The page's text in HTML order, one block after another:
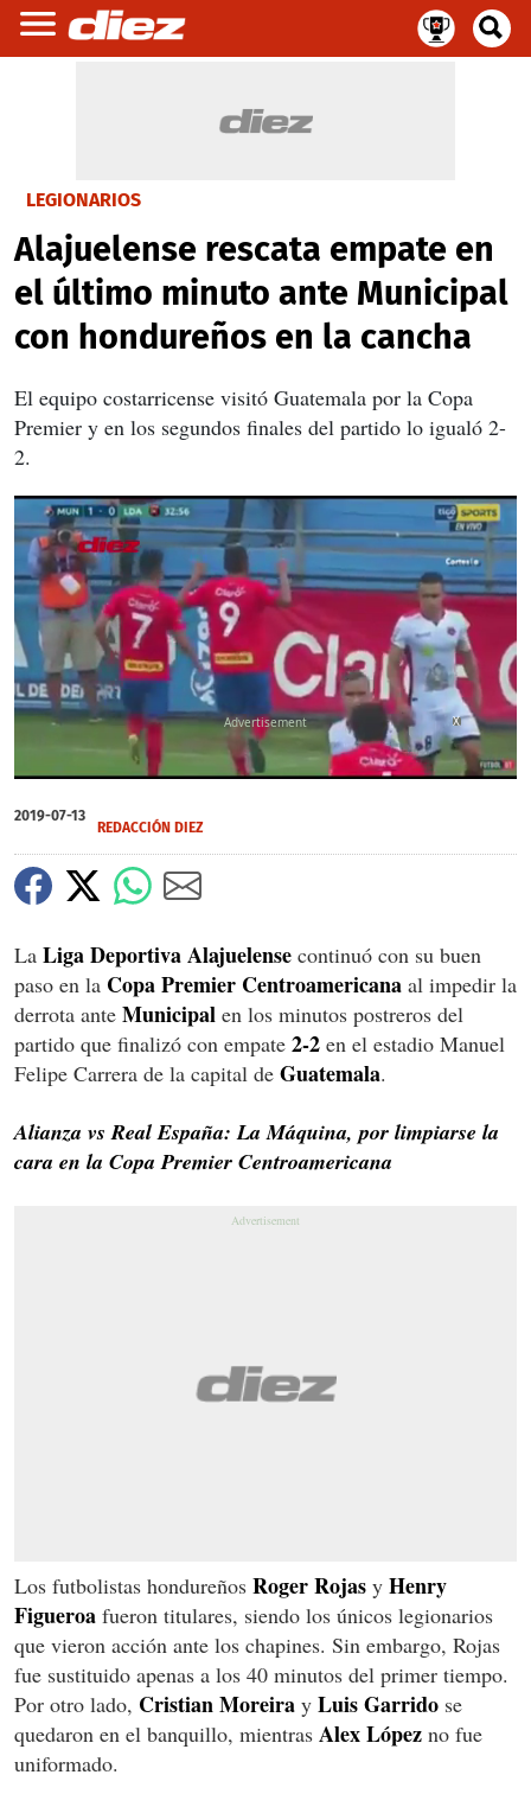
LEGIONARIOS
Alajuelense rescata empate en
el último minuto ante Municipal
con hondureños en la cancha
El equipo costarricense visitó Guatemala por la Copa
Premier y en los segundos finales del partido lo igualó 2-
2.
seconds
of
seconds
X
2019-07-13
REDACCIÓN DIEZ
La Liga Deportiva Alajuelense continuó con su buen
paso en la Copa Premier Centroamericana al impedir la
derrota ante Municipal en los minutos postreros del
partido que finalizó con empate 2-2 en el estadio Manuel
Felipe Carrera de la capital de Guatemala.
Alianza vs Real España: La Máquina, por limpiarse la
cara en la Copa Premier Centroamericana
Los futbolistas hondureños Roger Rojas y Henry
Figueroa fueron titulares, siendo los únicos legionarios
que vieron acción ante los chapines. Sin embargo, Rojas
fue sustituido apenas a los 40 minutos del primer tiempo.
Por otro lado, Cristian Moreira y Luis Garrido se
quedaron en el banquillo, mientras Alex López no fue
uniformado.